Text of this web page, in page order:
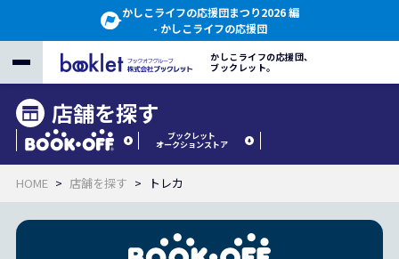
かしこライフの応援団まつり2026 編
- かしこライフの応援団
かしこライフの応援団、
ブックレット。
店舗を探す
ブックレット
オークションストア
HOME 店舗を探す トレカ